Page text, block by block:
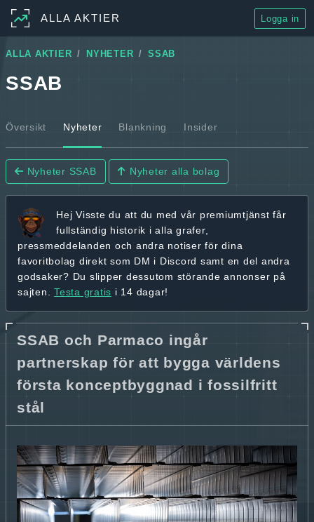
ALLA AKTIER Logga in
ALLA AKTIER NYHETER SSAB
SSAB
Översikt Nyheter Blankning Insider
Nyheter SSAB Nyheter alla bolag
Hej Visste du att du med vår premiumtjänst får
fullständig historik i alla grafer,
pressmeddelanden och andra notiser för dina
favoritbolag direkt som DM i Discord samt en del andra
godsaker? Du slipper dessutom störande annonser på
sajten. Testa gratis i 14 dagar!
SSAB och Parmaco ingår
partnerskap för att bygga världens
första konceptbyggnad i fossilfritt
stål